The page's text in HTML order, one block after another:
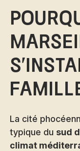
La cité
typique du sud
climat